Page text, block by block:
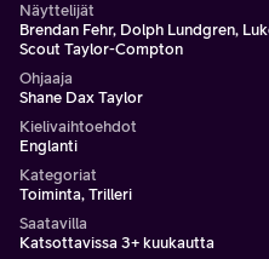
Näyttelijät
Brendan Fehr, Dolph Lundgren,
Scout Taylor-Compton
Ohjaaja
Shane Dax Taylor
Kielivaihtoehdot
Englanti
Kategoriat
Toiminta, Trilleri
Saatavilla
Katsottavissa 3+ kuukautta